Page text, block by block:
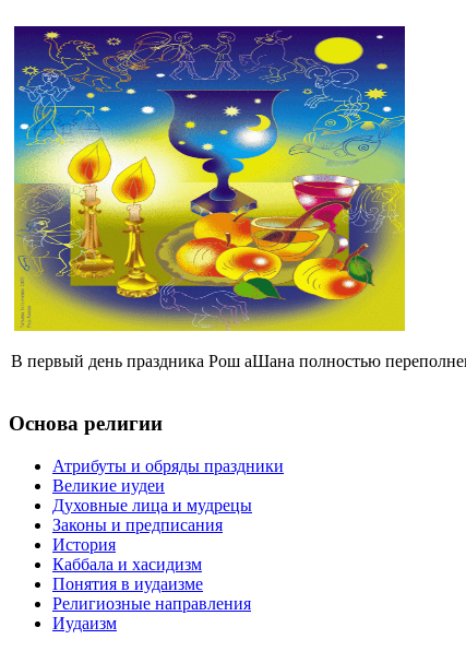
В первый день праздника Рош аШана полностью
Основа религии
Атрибуты и обряды праздники
Великие иудеи
Духовные лица и мудрецы
Законы и предписания
История
Каббала и хасидизм
Понятия в иудаизме
Религиозные направления
Иудаизм